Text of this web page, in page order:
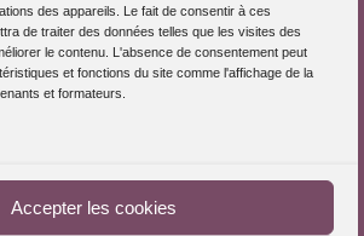
des appareils. Le fait de consentir à ces
de traiter des données telles que les visites des
le contenu. L'absence de consentement peut
et fonctions du site comme l'affichage de la
et formateurs.
Accepter les cookies